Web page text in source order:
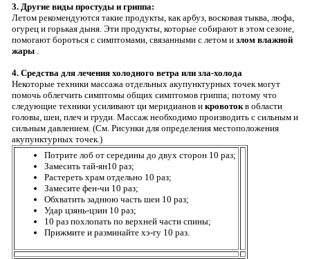
3. Другие виды простуды и гриппа:
Летом рекомендуются такие продукты, как арбуз, восковая тыква, люфа,
огурец и горькая дыня. Эти продукты, которые собирают в этом сезоне,
помогают бороться с симптомами, связанными с летом и злом влажной
жары
4. Средства для лечения холодного ветра или зла-холода
Некоторые техники массажа отдельных акупунктурных точек могут
помочь облегчить симптомы общих симптомов гриппа; потому что
следующие техники усиливают ци меридианов и кровоток в области
головы, шеи, плеч и груди. Массаж необходимо производить с сильным и
сильным давлением. (См. Рисунки для определения местоположения
акупунктурных точек.)
Потрите лоб от середины до двух сторон 10 раз;
Замесить тай-ян10 раз;
Растереть храм отдельно 10 раз;
Замесите фен-чи 10 раз;
Обхватить заднюю часть шеи 10 раз;
Удар цзянь-цзин 10 раз;
10 раз похлопать по верхней части спины;
Прижмите и разминайте хэ-гу 10 раз.